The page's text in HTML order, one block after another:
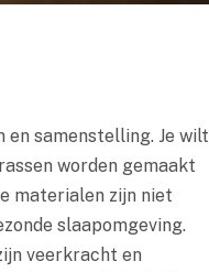
samenstelling. Je wilt
worden gemaakt
materialen zijn niet
slaapomgeving.
veerkracht en